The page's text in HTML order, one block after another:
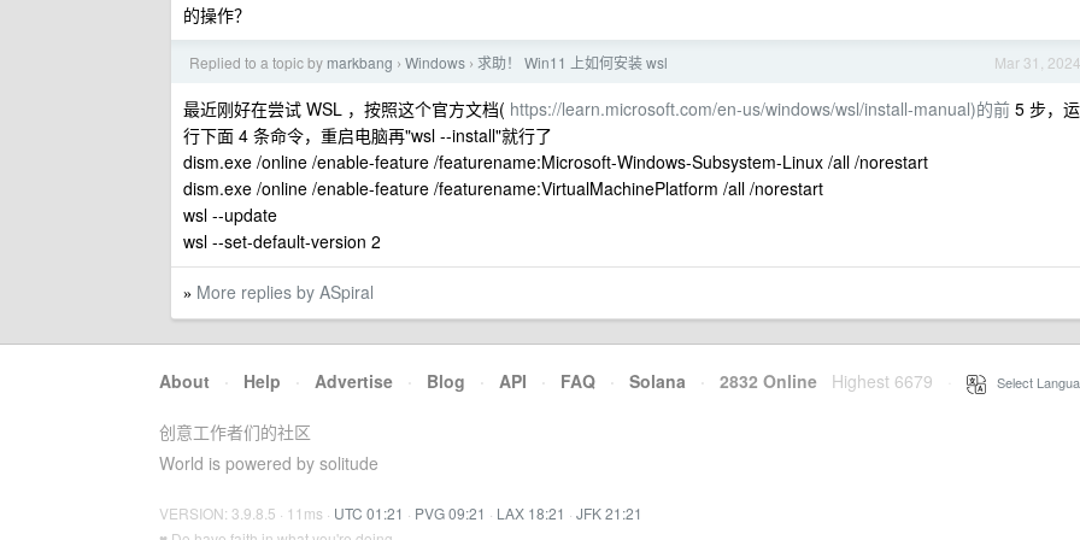
的操作？
Mar 31, 2024
Replied to a topic by markbang › Windows › 求助！ Win11 上如何安装 wsl
最近刚好在尝试 WSL ，按照这个官方文档( https://learn.microsoft.com/en-us/windows/wsl/install-manual)的前 5 步，运
行下面 4 条命令，重启电脑再"wsl --install"就行了
dism.exe /online /enable-feature /featurename:Microsoft-Windows-Subsystem-Linux /all /norestart
dism.exe /online /enable-feature /featurename:VirtualMachinePlatform /all /norestart
wsl --update
wsl --set-default-version 2
» More replies by ASpiral
About · Help · Advertise · Blog · API · FAQ · Solana · 2832 Online Highest 6679 Select
创意工作者们的社区
World is powered by solitude
VERSION: 3.9.8.5 · 11ms · UTC 01:21 · PVG 09:21 · LAX 18:21 · JFK 21:21